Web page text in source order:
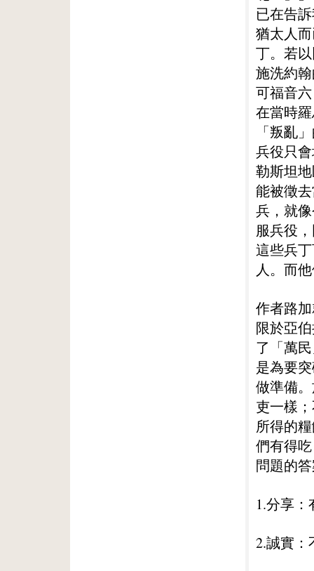
已在告
猶太人
丁。若
施洗約
可福音
在當時
「叛亂
兵役只
勒斯坦
能被徵
兵，就
服兵役
這些兵
人。而
作者路
限於亞
了「萬
是為要
做準備
吏一樣
所得的
們有得
問題的
1.分享
2.誠實：